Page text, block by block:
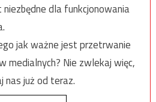
dla funkcjonowania
jak ważne jest przetrwanie
medialnych? Nie zwlekaj więc,
nas już od teraz.